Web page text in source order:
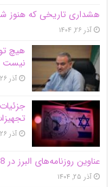
هشداری تاریخی که هنوز
آذر ۲۶, ۱۴۰۴
هیچ
نیست
آذر ۲۶, ۱۴۰۴
آذر ۲۶, ۱۴۰۴
عناوین روزنامه‌های البرز در ‌18 آذرماه/صدرنشینی در ارائه خدمات زایمان بی‌درد
آذر ۲۵, ۱۴۰۴